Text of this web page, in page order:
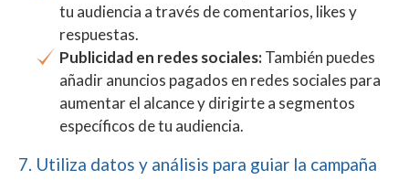
tu audiencia a través de comentarios, likes y
respuestas.
Publicidad en redes sociales:También puedes
añadir anuncios pagados en redes sociales para
aumentar el alcance y dirigirte a segmentos
específicos de tu audiencia.
7. Utiliza datos y análisis para guiar la campaña